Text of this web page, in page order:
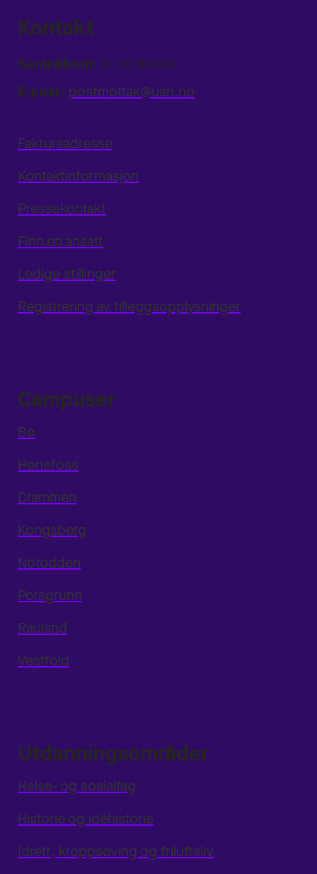
Kontakt
Sentralbord: 31 00 80 00
E-post: postmottak@usn.no
Fakturaadresse
Kontaktinformasjon
Pressekontakt
Finn en ansatt
Ledige stillinger
Registrering av tilleggsopplysninger
Campuser
Bø
Hønefoss
Drammen
Kongsberg
Notodden
Porsgrunn
Rauland
Vestfold
Utdanningsområder
Helse- og sosialfag
Historie og idéhistorie
Idrett, kroppsøving og friluftsliv